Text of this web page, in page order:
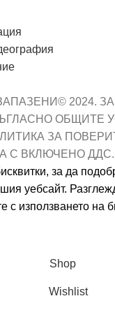
2024.
ОБЩИТЕ
ЗА
С ВКЛЮЧЕНО ДДС.
за да
уебсайт.
с използването на
Shop
Wishlist